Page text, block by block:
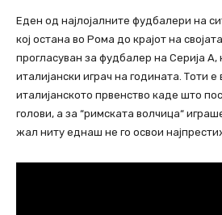
Еден од најлојалните фудбалери на
кој остана во Рома до крајот на
прогласуван за фудбалер на Серија А,
италијански играч на годината. Тоти е
италијанското првенство каде што
голови, а за “римската волчица“
жал ниту еднаш не го освои